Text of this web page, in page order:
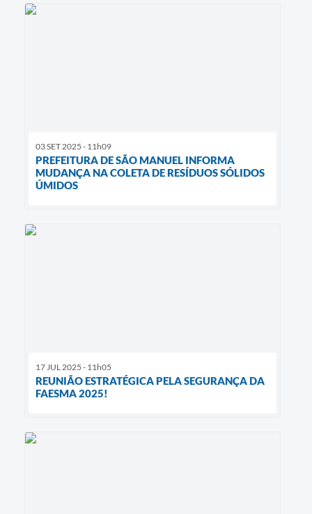
03 SET 2025 - 11h09
PREFEITURA DE SÃO MANUEL INFORMA
MUDANÇA NA COLETA DE RESÍDUOS SÓLIDOS
ÚMIDOS
17 JUL 2025 - 11h05
REUNIÃO ESTRATÉGICA PELA SEGURANÇA DA
FAESMA 2025!